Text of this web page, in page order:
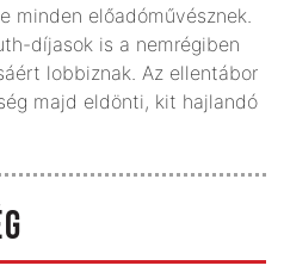
minden előadóművésznek.
díjasok is a nemrégiben
lobbiznak. Az ellentábor
majd eldönti, kit hajlandó